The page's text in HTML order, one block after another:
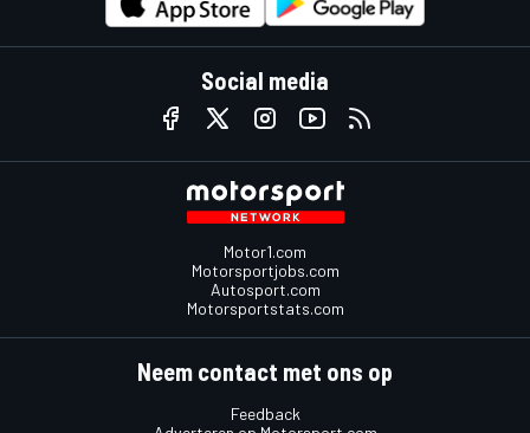
Social media
Motor1.com
Motorsportjobs.com
Autosport.com
Motorsportstats.com
Neem contact met ons op
Feedback